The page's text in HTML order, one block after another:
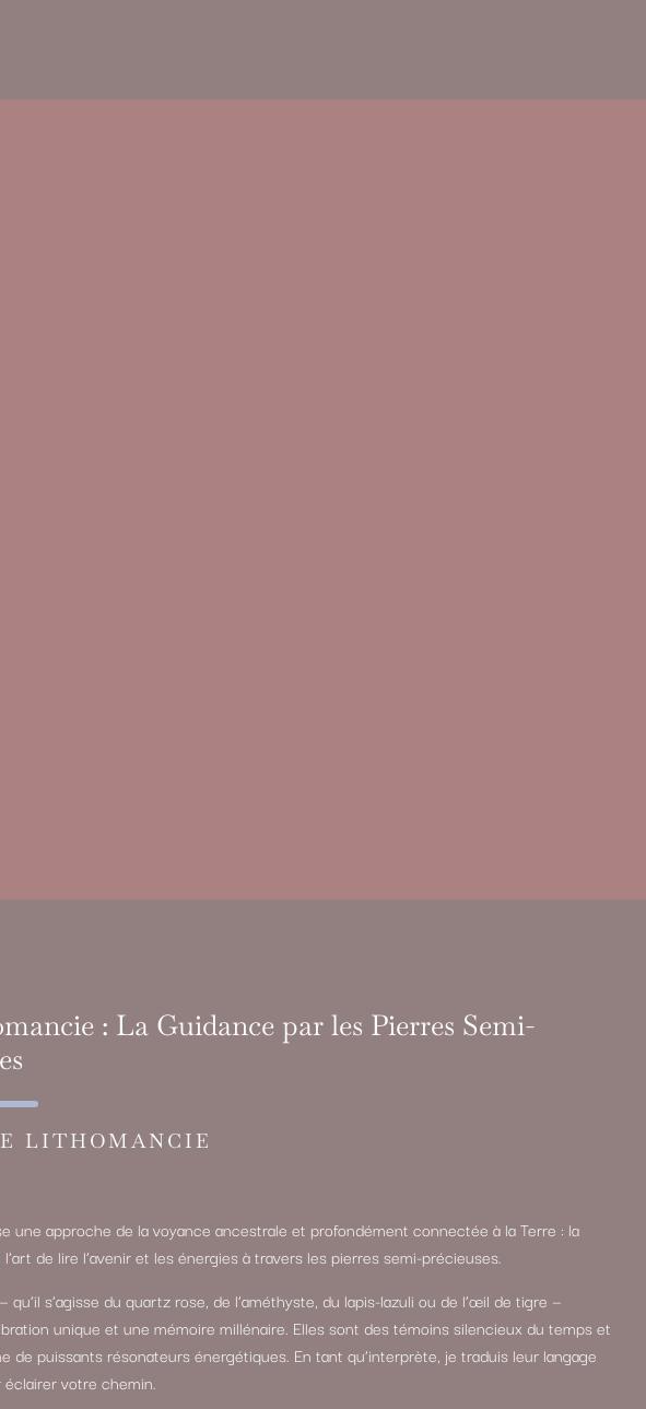
: La Guidance par les Pierres Semi-
LITHOMANCIE
une approche de la voyance ancestrale et profondément connectée à la Terre : la
de lire l’avenir et les énergies à travers les pierres semi-précieuses.
qu’il s’agisse du quartz rose, de l’améthyste, du lapis-lazuli ou de l’œil de tigre —
unique et une mémoire millénaire. Elles sont des témoins silencieux du temps et
de puissants résonateurs énergétiques. En tant qu’interprète, je traduis leur langage
votre chemin.